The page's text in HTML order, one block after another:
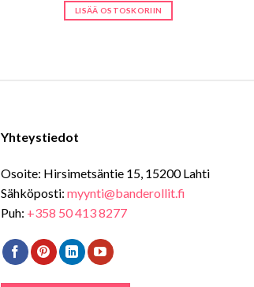
oli:
49,00 €.
on:
26,00 €.
LISÄÄ OSTOSKORIIN
Yhteystiedot
Osoite: Hirsimetsäntie 15, 15200 Lahti
Sähköposti: myynti@banderollit.fi
Puh: +358 50 413 8277